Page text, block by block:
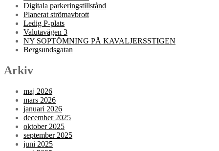
Digitala parkeringstillstånd
Planerat strömavbrott
Ledig P-plats
Valutavägen 3
NY SOPTÖMNING PÅ KAVALJERSSTIGEN
Bergsundsgatan
Arkiv
maj 2026
mars 2026
januari 2026
december 2025
oktober 2025
september 2025
juni 2025